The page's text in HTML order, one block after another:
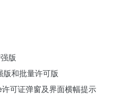
版
版和批量许可版
可证弹窗及界面横幅提示